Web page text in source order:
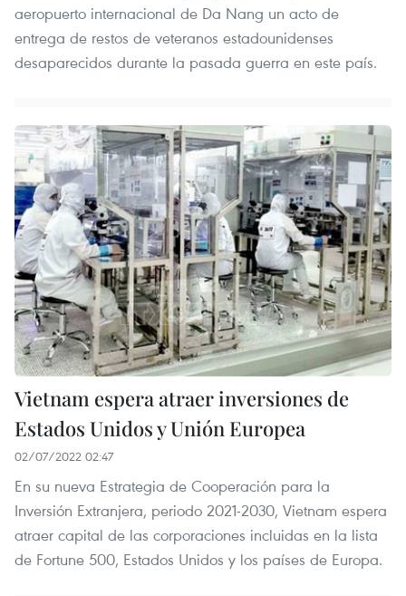
aeropuerto internacional de Da Nang un acto de
entrega de restos de veteranos estadounidenses
desaparecidos durante la pasada guerra en este país.
Vietnam espera atraer inversiones de
Estados Unidos y Unión Europea
02/07/2022 02:47
En su nueva Estrategia de Cooperación para la
Inversión Extranjera, periodo 2021-2030, Vietnam espera
atraer capital de las corporaciones incluidas en la lista
de Fortune 500, Estados Unidos y los países de Europa.